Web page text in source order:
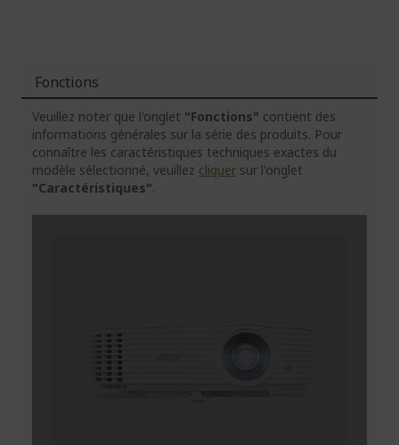
Fonctions
Veuillez noter que l'onglet "Fonctions" contient des
informations générales sur la série des produits. Pour
connaître les caractéristiques techniques exactes du
modèle sélectionné, veuillez cliquer sur l'onglet
"Caractéristiques".